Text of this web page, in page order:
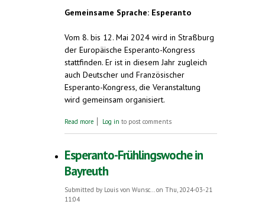
Gemeinsame Sprache: Esperanto
Vom 8. bis 12. Mai 2024 wird in Straßburg
der Europäische Esperanto-Kongress
stattfinden. Er ist in diesem Jahr zugleich
auch Deutscher und Französischer
Esperanto-Kongress, die Veranstaltung
wird gemeinsam organisiert.
Read more about Über 500 Teilnehmer/innen aus 35
Log in to post comments
Esperanto-Frühlingswoche in
Bayreuth
Submitted by Louis von Wunsc...on Thu, 2024-03-21
11:04